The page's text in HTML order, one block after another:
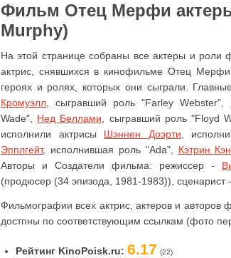
Фильм Отец Мерфи
Murphy)
На этой странице собраны все актеры и
актрис, снявшихся в кинофильме Отец
героях и ролях, которых они сыграли.
Кромуэлл , сыгравший роль "Farley Webster",
Wade", Нед Беллами , сыгравший роль "Floyd
исполнили актрисы Шэннен Доэрти ,
Эпплгейт, исполнившая роль "Ada", Кэтрин
Авторы и Создатели фильма: режиссер -
(продюсер (34 эпизода, 1981-1983)), сценарист -
Фильмографии всех актрис, актеров и
достпны по соответствующим ссылкам (фото
Рейтинг KinoPoisk.ru: 6.17 (22)